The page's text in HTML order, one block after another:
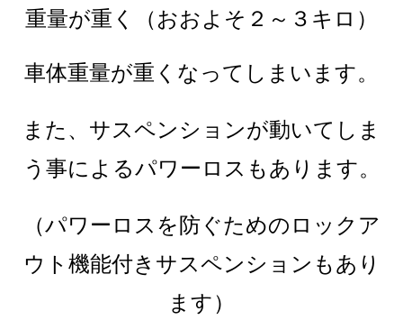
重量が重く（おおよそ２～３キロ）
車体重量が重くなってしまいます。
また、サスペンションが動いてしま
う事によるパワーロスもあります。
（パワーロスを防ぐためのロックア
ウト機能付きサスペンションもあり
ます）